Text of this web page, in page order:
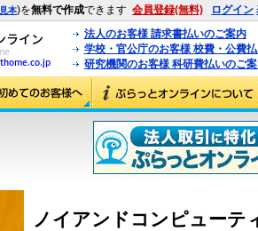
見本)を無料で作成できます 会員登録(無料) ログイン
法人のお客様 請求書払いのご案内
学校・官公庁のお客様 校費・公費
研究機関のお客様 科研費払いのご
ノイアンドコンピューテ